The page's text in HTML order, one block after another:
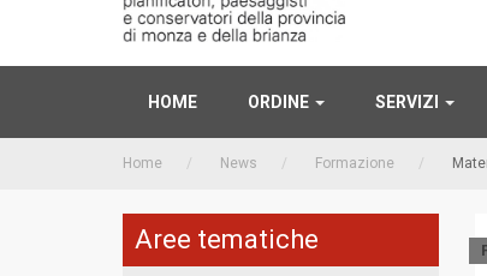
HOME ORDINE SERVIZI
Home News Formazione
Aree tematiche